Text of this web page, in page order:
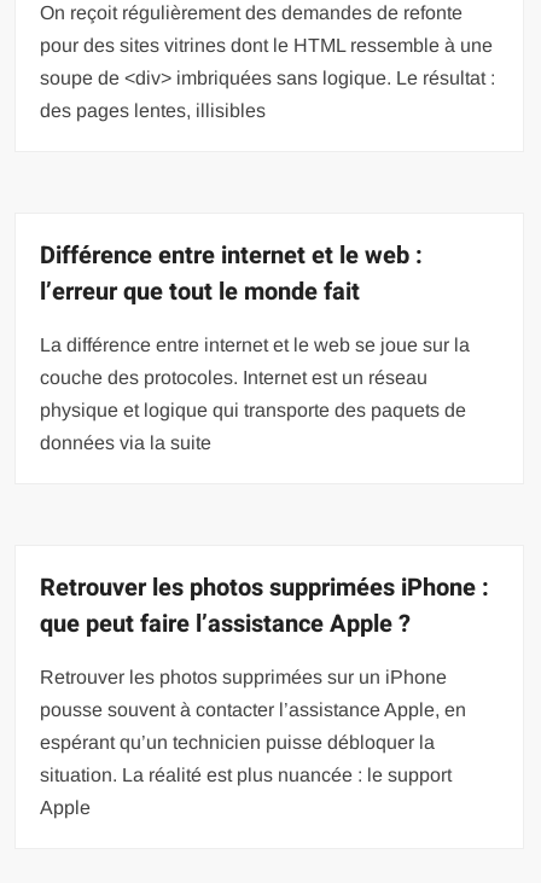
On reçoit régulièrement des demandes de refonte
pour des sites vitrines dont le HTML ressemble à une
soupe de <div> imbriquées sans logique. Le résultat :
des pages lentes, illisibles
Différence entre internet et le web :
l’erreur que tout le monde fait
La différence entre internet et le web se joue sur la
couche des protocoles. Internet est un réseau
physique et logique qui transporte des paquets de
données via la suite
Retrouver les photos supprimées iPhone :
que peut faire l’assistance Apple ?
Retrouver les photos supprimées sur un iPhone
pousse souvent à contacter l’assistance Apple, en
espérant qu’un technicien puisse débloquer la
situation. La réalité est plus nuancée : le support
Apple